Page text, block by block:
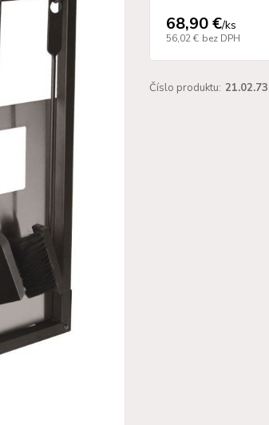
68,90 €/ks
56,02 € bez DPH
Číslo produktu: